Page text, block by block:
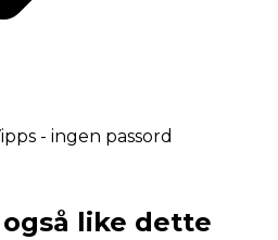
- ingen passord
like dette